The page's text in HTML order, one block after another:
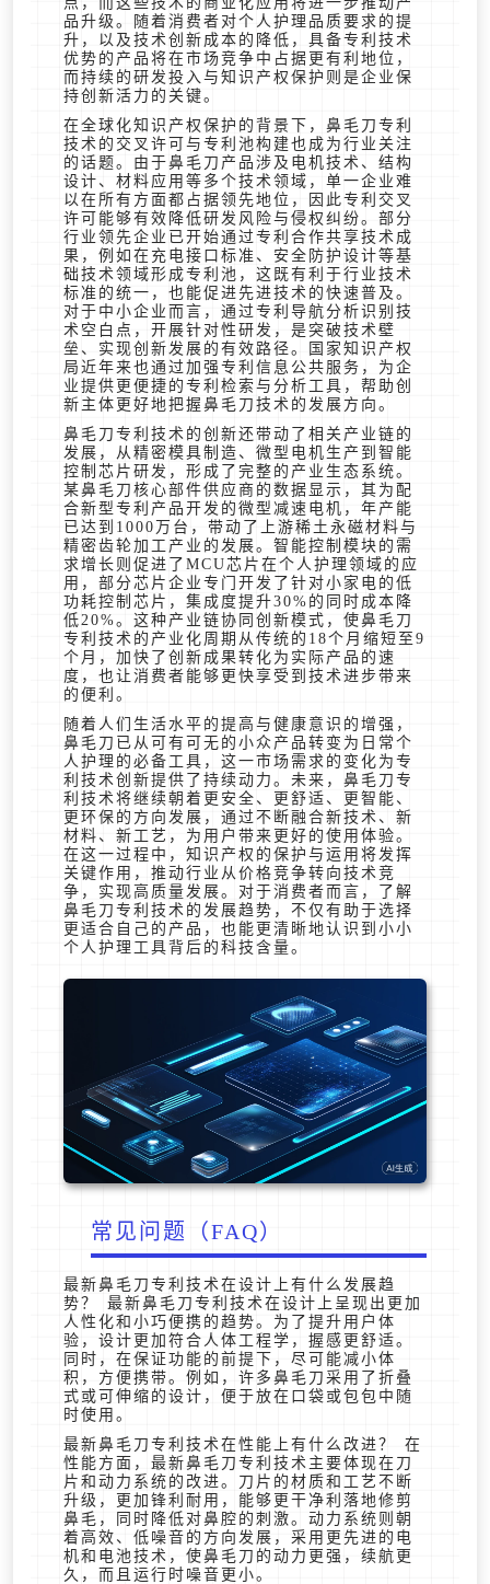
品升级。随着消费者对个人护理品质要求的提
升，以及技术创新成本的降低，具备专利技术
优势的产品将在市场竞争中占据更有利地位，
而持续的研发投入与知识产权保护则是企业保
持创新活力的关键。
在全球化知识产权保护的背景下，鼻毛刀专利
技术的交叉许可与专利池构建也成为行业关注
的话题。由于鼻毛刀产品涉及电机技术、结构
设计、材料应用等多个技术领域，单一企业难
以在所有方面都占据领先地位，因此专利交叉
许可能够有效降低研发风险与侵权纠纷。部分
行业领先企业已开始通过专利合作共享技术成
果，例如在充电接口标准、安全防护设计等基
础技术领域形成专利池，这既有利于行业技术
标准的统一，也能促进先进技术的快速普及。
对于中小企业而言，通过专利导航分析识别技
术空白点，开展针对性研发，是突破技术壁
垒、实现创新发展的有效路径。国家知识产权
局近年来也通过加强专利信息公共服务，为企
业提供更便捷的专利检索与分析工具，帮助创
新主体更好地把握鼻毛刀技术的发展方向。
鼻毛刀专利技术的创新还带动了相关产业链的
发展，从精密模具制造、微型电机生产到智能
控制芯片研发，形成了完整的产业生态系统。
某鼻毛刀核心部件供应商的数据显示，其为配
合新型专利产品开发的微型减速电机，年产能
已达到1000万台，带动了上游稀土永磁材料与
精密齿轮加工产业的发展。智能控制模块的需
求增长则促进了MCU芯片在个人护理领域的应
用，部分芯片企业专门开发了针对小家电的低
功耗控制芯片，集成度提升30%的同时成本降
低20%。这种产业链协同创新模式，使鼻毛刀
专利技术的产业化周期从传统的18个月缩短至9
个月，加快了创新成果转化为实际产品的速
度，也让消费者能够更快享受到技术进步带来
的便利。
随着人们生活水平的提高与健康意识的增强，
鼻毛刀已从可有可无的小众产品转变为日常个
人护理的必备工具，这一市场需求的变化为专
利技术创新提供了持续动力。未来，鼻毛刀专
利技术将继续朝着更安全、更舒适、更智能、
更环保的方向发展，通过不断融合新技术、新
材料、新工艺，为用户带来更好的使用体验。
在这一过程中，知识产权的保护与运用将发挥
关键作用，推动行业从价格竞争转向技术竞
争，实现高质量发展。对于消费者而言，了解
鼻毛刀专利技术的发展趋势，不仅有助于选择
更适合自己的产品，也能更清晰地认识到小小
个人护理工具背后的科技含量。
常见问题（FAQ）
最新鼻毛刀专利技术在设计上有什么发展趋
势？ 最新鼻毛刀专利技术在设计上呈现出更加
人性化和小巧便携的趋势。为了提升用户体
验，设计更加符合人体工程学，握感更舒适。
同时，在保证功能的前提下，尽可能减小体
积，方便携带。例如，许多鼻毛刀采用了折叠
式或可伸缩的设计，便于放在口袋或包包中随
时使用。
最新鼻毛刀专利技术在性能上有什么改进？ 在
性能方面，最新鼻毛刀专利技术主要体现在刀
片和动力系统的改进。刀片的材质和工艺不断
升级，更加锋利耐用，能够更干净利落地修剪
鼻毛，同时降低对鼻腔的刺激。动力系统则朝
着高效、低噪音的方向发展，采用更先进的电
机和电池技术，使鼻毛刀的动力更强，续航更
久，而且运行时噪音更小。